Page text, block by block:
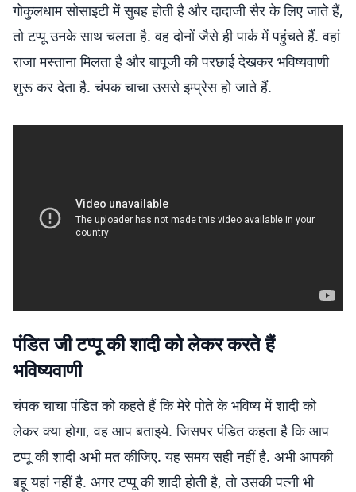
गोकुलधाम सोसाइटी में सुबह होती है और दादाजी सैर के लिए जाते हैं,
तो टप्पू उनके साथ चलता है. वह दोनों जैसे ही पार्क में पहुंचते हैं. वहां
राजा मस्ताना मिलता है और बापूजी की परछाई देखकर भविष्यवाणी
शुरू कर देता है. चंपक चाचा उससे इम्प्रेस हो जाते हैं.
पंडित जी टप्पू की शादी को लेकर करते हैं
भविष्यवाणी
चंपक चाचा पंडित को कहते हैं कि मेरे पोते के भविष्य में शादी को
लेकर क्या होगा, वह आप बताइये. जिसपर पंडित कहता है कि आप
टप्पू की शादी अभी मत कीजिए. यह समय सही नहीं है. अभी आपकी
बहू यहां नहीं है. अगर टप्पू की शादी होती है, तो उसकी पत्नी भी